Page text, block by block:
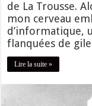
de La Trousse.
mon cerveau
d’informatique,
flanquées de
Lire la suite »